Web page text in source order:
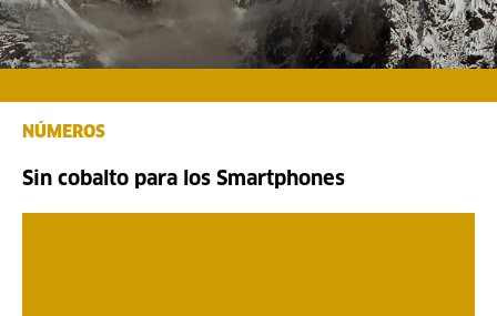
NÚMEROS
Sin cobalto para los Smartphones